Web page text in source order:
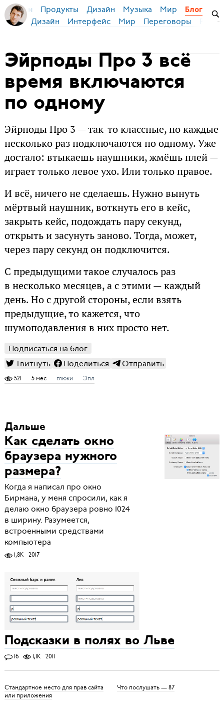
Бирман Продукты Дизайн Музыка Мир Блог
Дизайн Интерфейс Мир Переговоры
Эйрподы Про 3 всё
время включаются
по одному
Эйрподы Про 3 — так-то классные, но каждые
несколько раз подключаются по одному. Уже
достало: втыкаешь наушники, жмёшь плей —
играет только левое ухо. Или только правое.
И всё, ничего не сделаешь. Нужно вынуть
мёртвый наушник, воткнуть его в кейс,
закрыть кейс, подождать пару секунд,
открыть и засунуть заново. Тогда, может,
через пару секунд он подключится.
С предыдущими такое случалось раз
в несколько месяцев, а с этими — каждый
день. Но с другой стороны, если взять
предыдущие, то кажется, что
шумоподавления в них просто нет.
Подписаться на блог
Твитнуть
Поделиться Отправить
521 5 мес глюки Эпл
Дальше
Как сделать окно
браузера нужного
размера?
Когда я написал про окно
Бирмана, у меня спросили, как я
делаю окно браузера ровно 1024
в ширину. Разумеется,
встроенными средствами
компьютера
1,8K 2017
Подсказки в полях во Льве
16 1,1K 2011
Стандартное место для прав сайта
или приложения
Что послушать — 87